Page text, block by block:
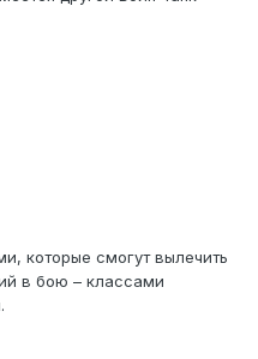
которые смогут вылечить
в бою – классами